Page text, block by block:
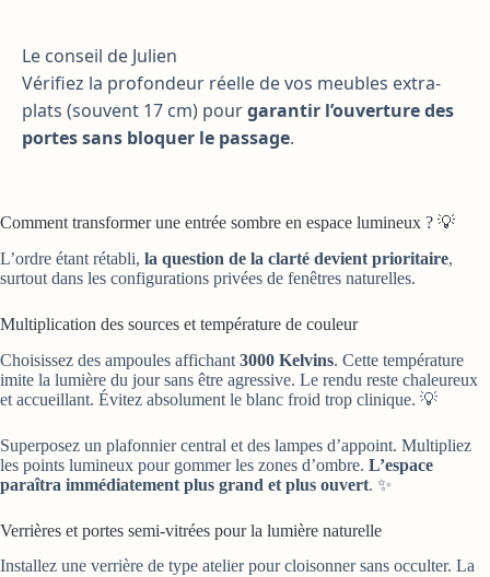
Le conseil de Julien
Vérifiez la profondeur réelle de vos meubles extra-
plats (souvent 17 cm) pourgarantir l’ouverture des
portes sans bloquer le passage.
Comment transformer une entrée sombre en espace lumineux ? 💡
L’ordre étant rétabli, la question de la clarté devient prioritaire,
surtout dans les configurations privées de fenêtres naturelles.
Multiplication des sources et température de couleur
Choisissez des ampoules affichant 3000 Kelvins. Cette température
imite la lumière du jour sans être agressive. Le rendu reste chaleureux
et accueillant. Évitez absolument le blanc froid trop clinique. 💡
Superposez un plafonnier central et des lampes d’appoint. Multipliez
les points lumineux pour gommer les zones d’ombre. L’espace
paraîtra immédiatement plus grand et plus ouvert. ✨
Verrières et portes semi-vitrées pour la lumière naturelle
Installez une verrière de type atelier pour cloisonner sans occulter. La